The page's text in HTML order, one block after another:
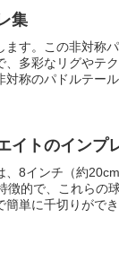
集
す。この非対称
、多彩なリグやテ
称のパドルテー
イトのインプ
、8インチ（約
徴的で、これらの
簡単に千切りがで